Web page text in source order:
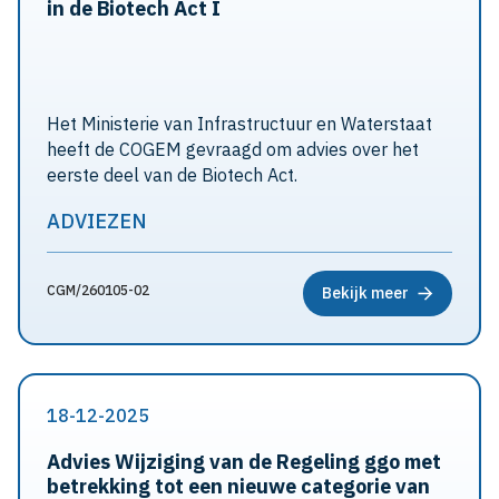
in de Biotech Act I
Het Ministerie van Infrastructuur en Waterstaat
heeft de COGEM gevraagd om advies over het
eerste deel van de Biotech Act.
ADVIEZEN
CGM/260105-02 Bekijk meer
18-12-2025
Advies Wijziging van de Regeling ggo met
betrekking tot een nieuwe categorie van